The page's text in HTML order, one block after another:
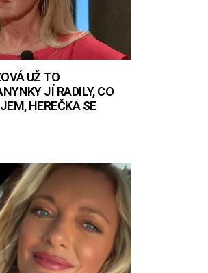
UŽ TO
JÍ RADILY, CO
HEREČKA SE